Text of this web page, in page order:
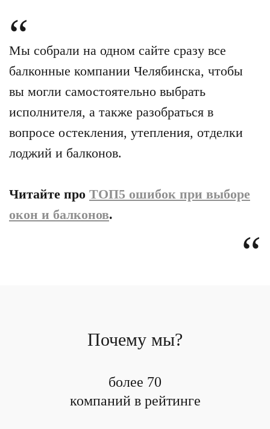
Мы собрали на одном сайте сразу все
балконные компании Челябинска, чтобы
вы могли самостоятельно выбрать
исполнителя, а также разобраться в
вопросе остекления, утепления, отделки
лоджий и балконов.
Читайте про ТОП5 ошибок при выборе
окон и балконов.
Почему мы?
более 70
компаний в рейтинге